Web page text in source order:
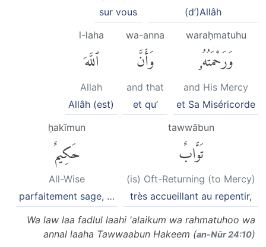
(d’)Allâh
sur vous
waraḥmatuhu
وَرَحْمَتُهُۥ
and His Mercy
et Sa Miséricorde
wa-anna
وَأَنَّ
and that
et qu’
l-laha
ٱللَّهَ
Allah
Allâh (est)
tawwābun
تَوَّابٌ
(is) Oft-Returning (to Mercy)
très accueillant au repentir,
ḥakīmun
حَكِيمٌ
All-Wise
parfaitement sage, …
Wa law laa fadlul laahi 'alaikum wa rahmatuhoo wa
annal laaha Tawwaabun Hakeem (an-Nūr 24:10)